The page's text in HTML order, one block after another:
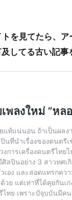
を見てたら、ア
してる古い記事